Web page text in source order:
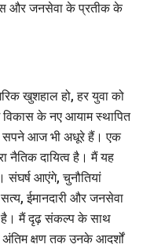
और जनसेवा के प्रतीक के
खुशहाल हो, हर युवा को
विकास के नए आयाम स्थापित
आज भी अधूरे हैं। एक
नैतिक दायित्व है। मैं यह
संघर्ष आएंगे, चुनौतियां
ईमानदारी और जनसेवा
है। मैं दृढ़ संकल्प के साथ
क्षण तक उनके आदर्शों